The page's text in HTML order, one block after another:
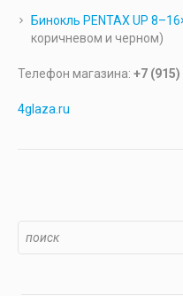
Бинокль PENTAX UP
коричневом и черном)
Телефон магазина: +7
4glaza.ru